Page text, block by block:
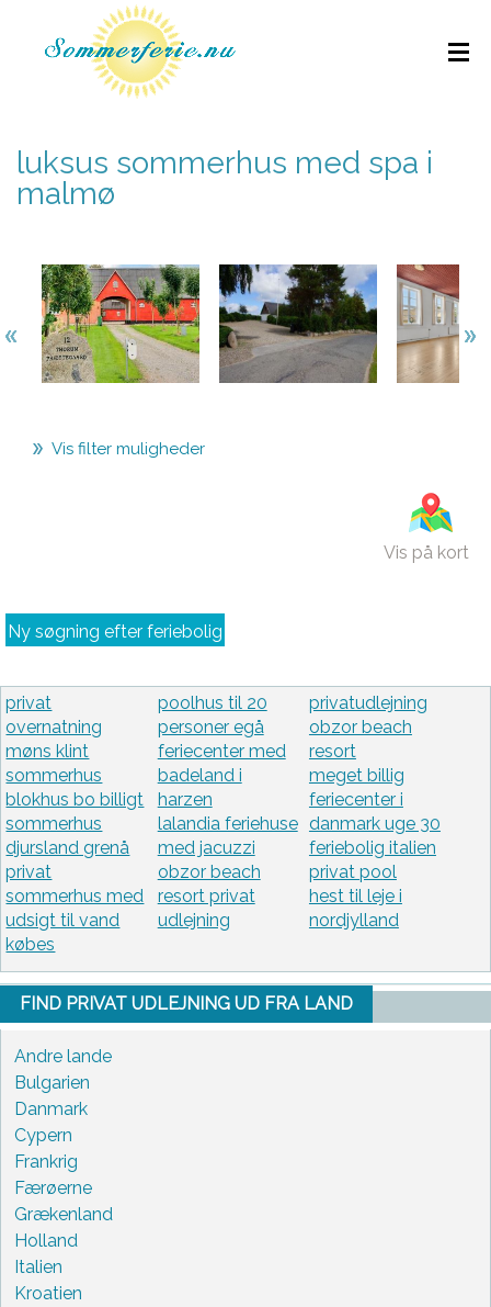
luksus sommerhus med spa i
malmø
Vis filter muligheder
Vis på kort
Ny søgning efter feriebolig
privat
overnatning
møns klint
sommerhus
blokhus bo billigt
sommerhus
djursland grenå
privat
sommerhus med
udsigt til vand
købes
poolhus til 20
personer egå
feriecenter med
badeland i
harzen
lalandia feriehuse
med jacuzzi
obzor beach
resort privat
udlejning
privatudlejning
obzor beach
resort
meget billig
feriecenter i
danmark uge 30
feriebolig italien
privat pool
hest til leje i
nordjylland
FIND PRIVAT UDLEJNING UD FRA LAND
Andre lande
Bulgarien
Danmark
Cypern
Frankrig
Færøerne
Grækenland
Holland
Italien
Kroatien